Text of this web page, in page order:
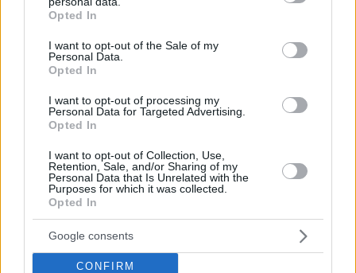
grant or deny consent to Google and its third-party tags to
use your data for below specified purposes in below Google
consent section.
Opted In
I want to opt-out of the Sale of my
Personal Data.
Opted In
I want to opt-out of processing my
Personal Data for Targeted Advertising.
Opted In
I want to opt-out of Collection, Use,
Retention, Sale, and/or Sharing of my
Personal Data that Is Unrelated with the
Purposes for which it was collected.
Opted In
Google consents
CONFIRM
08.08.2026, 12:40
Καρέ-καρέ η ανάλυση του τροχαίου
στις Σέρρες με νεκρούς μητέρα και
γιο: Τι λέει πραγματογνώμονας στο
08.08.2026, 08:36 160
Τι έγραφαν οι ξένοι ανταποκριτές σε
Ασία το 1921